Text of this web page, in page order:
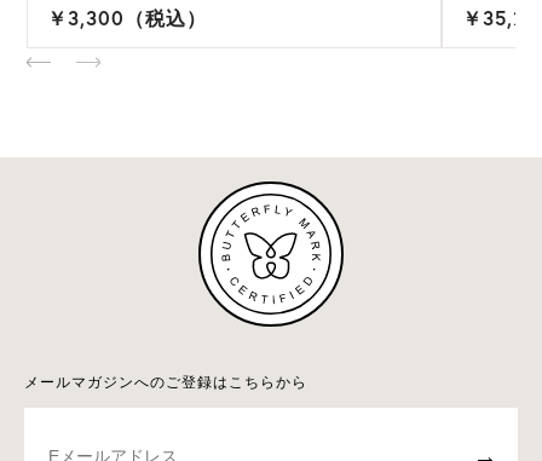
￥3,300（税込） ￥
メールマガジンへのご登録はこちらから